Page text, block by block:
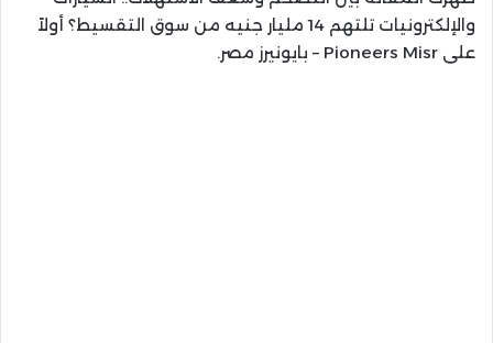
والإلكترونيات تلتهم 14 مليار جنيه من سوق التقسيط؟ أولاً
على Pioneers Misr – بايونيرز مصر.